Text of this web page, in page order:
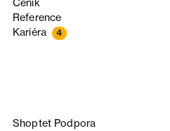
Ceník
Reference
Kariéra 4
Shoptet Podpora